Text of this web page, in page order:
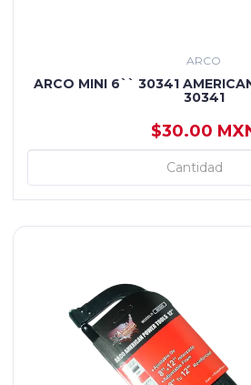
ARCO
ARCO MINI 6`` 30341
30341
$30.00
+ AGREGAR